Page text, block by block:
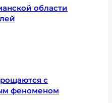
области
с
феноменом